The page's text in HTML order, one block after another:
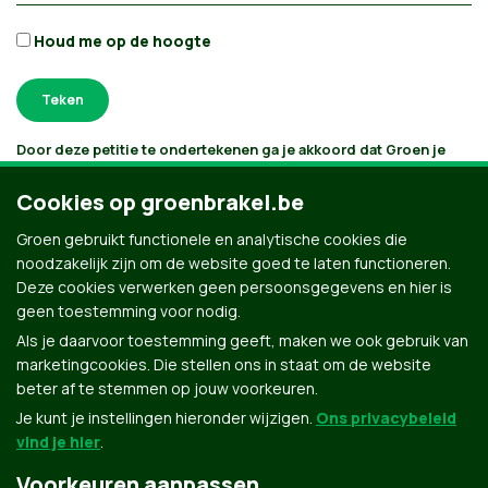
Houd me op de hoogte
Door deze petitie te ondertekenen ga je akkoord dat Groen je
gegevens verwerkt en bijhoudt volgenshaar privacybeleid. Als je
aanvinkt dat je e-mails wilt ontvangen, houden we je op de
hoogte volgens je interesses. Je kan je gegevens opvragen,
laten verbeteren of laten verwijderen.
Cookies op groenbrakel.be
Groen gebruikt functionele en analytische cookies die
noodzakelijk zijn om de website goed te laten functioneren.
Deze cookies verwerken geen persoonsgegevens en hier is
geen toestemming voor nodig.
Als je daarvoor toestemming geeft, maken we ook gebruik van
marketingcookies. Die stellen ons in staat om de website
beter af te stemmen op jouw voorkeuren.
Je kunt je instellingen hieronder wijzigen. Ons privacybeleid
vind je hier.